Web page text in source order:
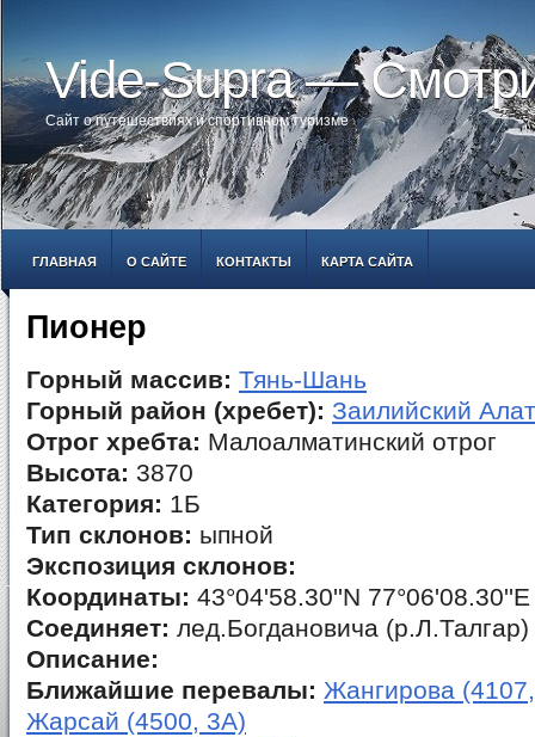
Vide-Supra —
Сайт о путешествиях и спортивном туризме
ГЛАВНАЯ О САЙТЕ КОНТАКТЫ КАРТА САЙТА
Пионер
Горный массив: Тянь-Шань
Горный район (хребет): Заилийский
Отрог хребта: Малоалматинский отрог
Высота: 3870
Категория: 1Б
Тип склонов: ыпной
Экспозиция склонов:
Координаты: 43°04'58.30''N 77°06'08.30''E
Соединяет: лед.Богдановича
Описание:
Ближайшие перевалы: Жангирова
Жарсай (4500, 3А)